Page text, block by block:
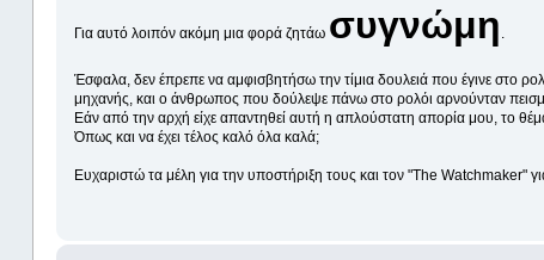
Για αυτό λοιπόν ακόμη μια φορά ζητάω συγνώμη .
Έσφαλα, δεν έπρεπε να αμφισβητήσω την τίμια δουλειά που έγινε στο
μηχανής, και ο άνθρωπος που δούλεψε πάνω στο ρολόι αρνούνταν
Εάν από την αρχή είχε απαντηθεί αυτή η απλούστατη απορία μου, το θέμα
Όπως και να έχει τέλος καλό όλα καλά;
Ευχαριστώ τα μέλη για την υποστήριξη τους και τον "The Watchmaker"